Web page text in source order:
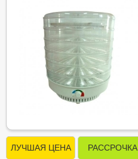
ЛУЧШАЯ ЦЕНА РАССРОЧКА